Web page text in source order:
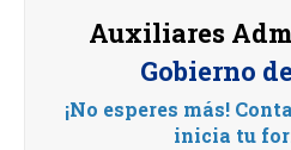
Auxiliares
Gobierno
¡No esperes más!
inicia tu